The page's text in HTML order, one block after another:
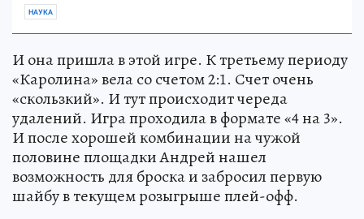
НАУКА
И она пришла в этой игре. К третьему периоду
«Каролина» вела со счетом 2:1. Счет очень
«скользкий». И тут происходит череда
удалений. Игра проходила в формате «4 на 3».
И после хорошей комбинации на чужой
половине площадки Андрей нашел
возможность для броска и забросил первую
шайбу в текущем розыгрыше плей-офф.